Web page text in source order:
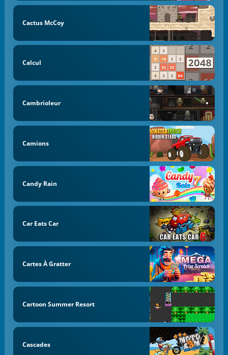
Cactus McCoy
Calcul
Cambrioleur
Camions
Candy Rain
Car Eats Car
Cartes À Gratter
Cartoon Summer Resort
Cascades